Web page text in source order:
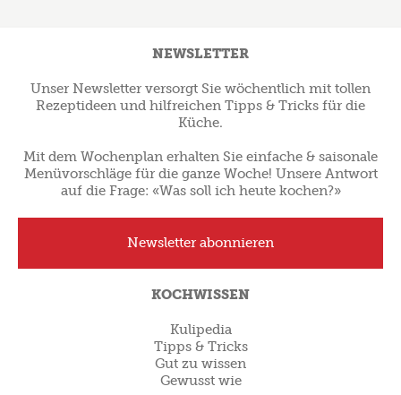
NEWSLETTER
Unser Newsletter versorgt Sie wöchentlich mit tollen
Rezeptideen und hilfreichen Tipps & Tricks für die
Küche.
Mit dem Wochenplan erhalten Sie einfache & saisonale
Menüvorschläge für die ganze Woche! Unsere Antwort
auf die Frage: «Was soll ich heute kochen?»
Newsletter abonnieren
KOCHWISSEN
Kulipedia
Tipps & Tricks
Gut zu wissen
Gewusst wie